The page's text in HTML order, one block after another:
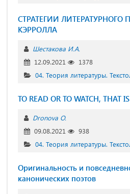
СТРАТЕГИИ ЛИТЕРАТУРНОГО
КЭРРОЛЛА
Шестакова И.А.
12.09.2021
1378
04. Теория литературы.
TO READ OR TO WATCH, THAT
Dronova O.
09.08.2021
938
04. Теория литературы.
Оригинальность и
канонических поэтов